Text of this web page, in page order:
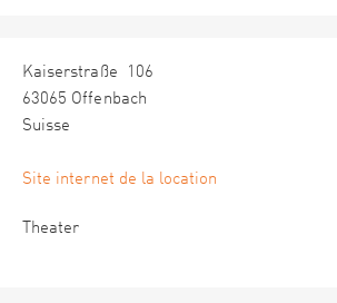
Kaiserstraße 106
63065 Offenbach
Suisse
Site internet de la location
Theater